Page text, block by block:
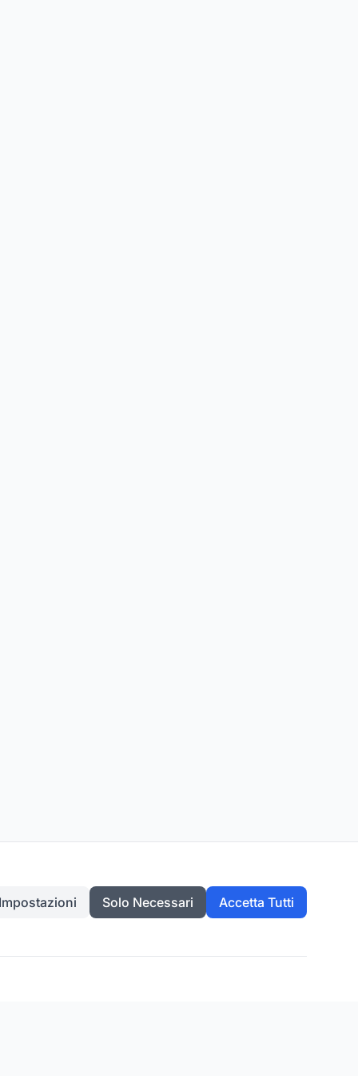
Impostazioni Solo Necessari Accetta Tutti